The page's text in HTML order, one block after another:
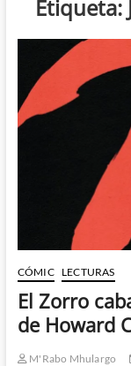
Etiqueta:
CÓMIC LECTURAS
El Zorro
de Howard
M'Rabo Mhulargo